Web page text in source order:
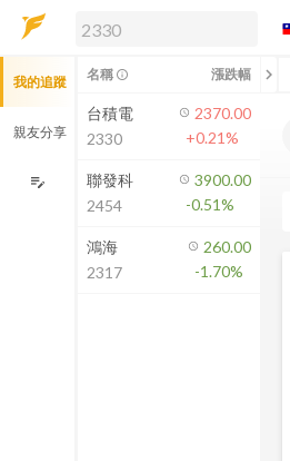
解鎖即時行情及進階功能
方案」，即可解鎖以下功能：
即時行情
即時市況與排行
成交金額熱力圖
前往方案訂閱
如何綁定合作券商
我的追蹤
親友分享
edit_note
名稱 info_outline 漲跌幅 chevron_left
台積電
2330
2370.00
+0.21%
聯發科
2454
3900.00
-0.51%
鴻海
2317
260.00
-1.70%